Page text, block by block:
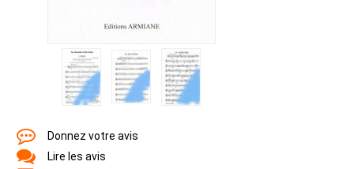
Donnez votre avis
Lire les avis